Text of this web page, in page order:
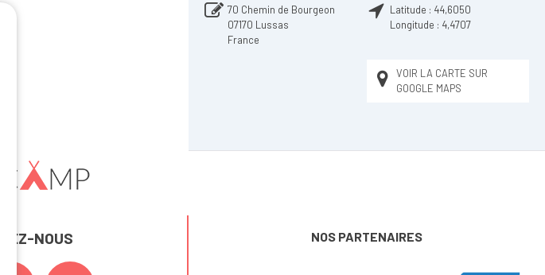
70 Chemin de Bourgeon
07170 Lussas
France
Latitude : 44,6050
Longitude : 4,4707
VOIR LA CARTE SUR
GOOGLE MAPS
NOUS NOS PARTENAIRES